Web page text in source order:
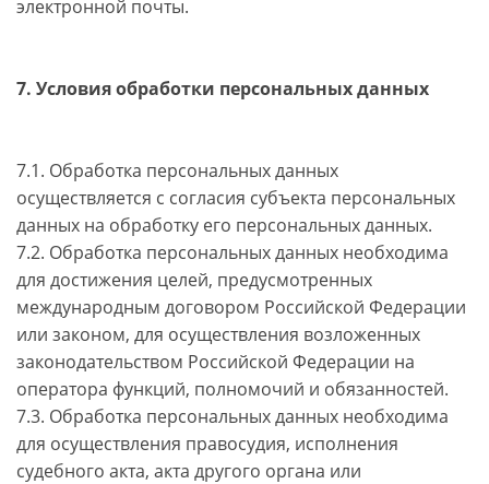
электронной почты.
7. Условия обработки персональных данных
7.1. Обработка персональных данных
осуществляется с согласия субъекта персональных
данных на обработку его персональных данных.
7.2. Обработка персональных данных необходима
для достижения целей, предусмотренных
международным договором Российской Федерации
или законом, для осуществления возложенных
законодательством Российской Федерации на
оператора функций, полномочий и обязанностей.
7.3. Обработка персональных данных необходима
для осуществления правосудия, исполнения
судебного акта, акта другого органа или